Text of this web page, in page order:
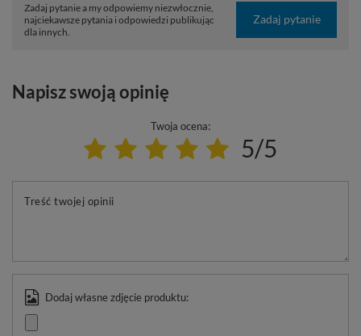
Zadaj pytanie a my odpowiemy niezwłocznie,
najciekawsze pytania i odpowiedzi publikując
dla innych.
Zadaj pytanie
Napisz swoją opinię
Twoja ocena:
5/5
Treść twojej opinii
Dodaj własne zdjęcie produktu: